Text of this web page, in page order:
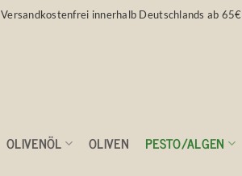
Zum
Versandkostenfrei innerhalb Deutschlands ab 65€
OLIVENÖL OLIVEN PESTO/ALGEN